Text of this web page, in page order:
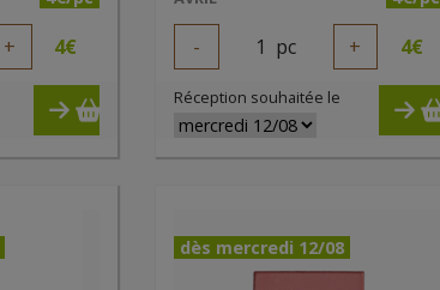
+ 4€ - 1 pc + 4€
Réception souhaitée le
dès mercredi 12/08